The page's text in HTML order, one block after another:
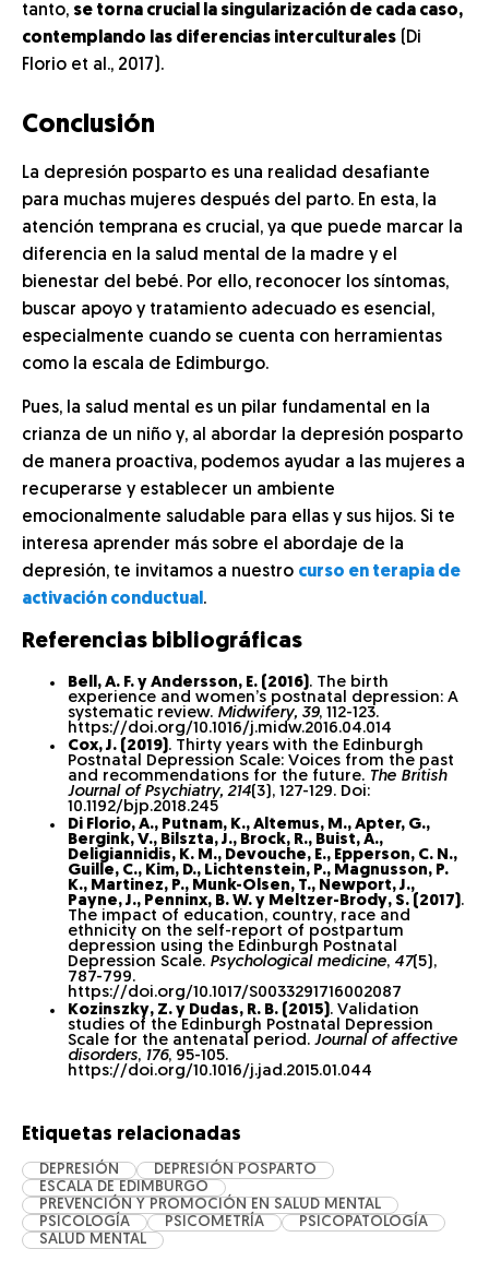
tanto, se torna crucial la singularización de cada caso,
contemplando las diferencias interculturales (Di
Florio et al., 2017).
Conclusión
La depresión posparto es una realidad desafiante
para muchas mujeres después del parto. En esta, la
atención temprana es crucial, ya que puede marcar la
diferencia en la salud mental de la madre y el
bienestar del bebé. Por ello, reconocer los síntomas,
buscar apoyo y tratamiento adecuado es esencial,
especialmente cuando se cuenta con herramientas
como la escala de Edimburgo.
Pues, la salud mental es un pilar fundamental en la
crianza de un niño y, al abordar la depresión posparto
de manera proactiva, podemos ayudar a las mujeres a
recuperarse y establecer un ambiente
emocionalmente saludable para ellas y sus hijos. Si te
interesa aprender más sobre el abordaje de la
depresión, te invitamos a nuestro curso en terapia de
activación conductual .
Referencias bibliográficas
Bell, A. F. y Andersson, E. (2016). The birth
experience and women’s postnatal depression: A
systematic review. Midwifery, 39, 112-123.
https://doi.org/10.1016/j.midw.2016.04.014
Cox, J. (2019). Thirty years with the Edinburgh
Postnatal Depression Scale: Voices from the past
and recommendations for the future. The British
Journal of Psychiatry, 214(3), 127-129. Doi:
10.1192/bjp.2018.245
Di Florio, A., Putnam, K., Altemus, M., Apter, G.,
Bergink, V., Bilszta, J., Brock, R., Buist, A.,
Deligiannidis, K. M., Devouche, E., Epperson, C. N.,
Guille, C., Kim, D., Lichtenstein, P., Magnusson, P.
K., Martinez, P., Munk-Olsen, T., Newport, J.,
Payne, J., Penninx, B. W. y Meltzer-Brody, S. (2017).
The impact of education, country, race and
ethnicity on the self-report of postpartum
depression using the Edinburgh Postnatal
Depression Scale. Psychological medicine, 47(5),
787-799.
https://doi.org/10.1017/S0033291716002087
Kozinszky, Z. y Dudas, R. B. (2015). Validation
studies of the Edinburgh Postnatal Depression
Scale for the antenatal period. Journal of affective
disorders, 176, 95-105.
https://doi.org/10.1016/j.jad.2015.01.044
Etiquetas relacionadas
DEPRESIÓN
DEPRESIÓN POSPARTO
ESCALA DE EDIMBURGO
PREVENCIÓN Y PROMOCIÓN EN SALUD MENTAL
PSICOLOGÍA
PSICOMETRÍA
PSICOPATOLOGÍA
SALUD MENTAL